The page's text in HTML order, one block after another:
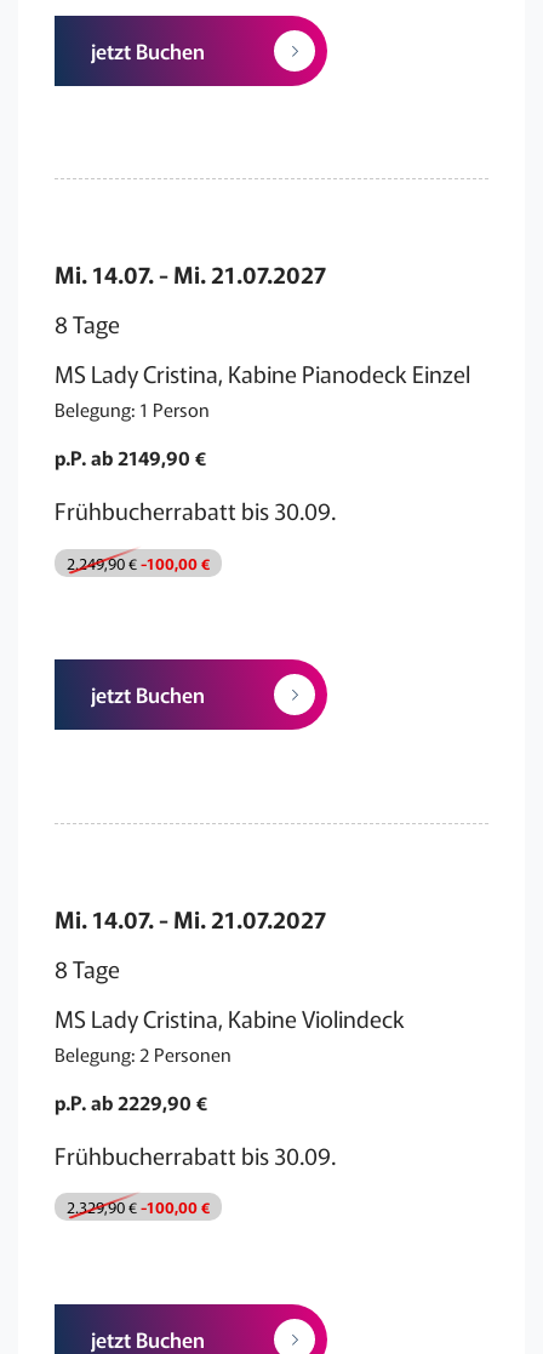
jetzt Buchen
Mi. 14.07. - Mi. 21.07.2027
8 Tage
MS Lady Cristina, Kabine Pianodeck Einzel
Belegung: 1 Person
p.P. ab 2149,90 €
Frühbucherrabatt bis 30.09.
2.249,90 €-100,00 €
jetzt Buchen
Mi. 14.07. - Mi. 21.07.2027
8 Tage
MS Lady Cristina, Kabine Violindeck
Belegung: 2 Personen
p.P. ab 2229,90 €
Frühbucherrabatt bis 30.09.
2.329,90 €-100,00 €
jetzt Buchen